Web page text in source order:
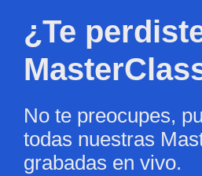
¿Te
No te preocupes,
todas nuestras
grabadas en vivo.